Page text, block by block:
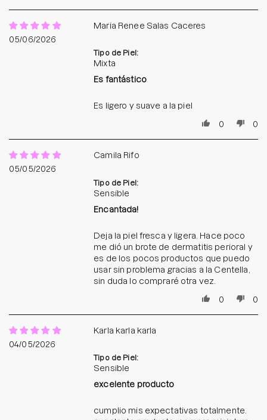
05/06/2026
Maria Renee Salas Caceres
Tipo de Piel:
Mixta
Es fantástico
Es ligero y suave a la piel
0
0
05/05/2026
Camila Rifo
Tipo de Piel:
Sensible
Encantada!
Deja la piel fresca y ligera. Hace poco
me dió un brote de dermatitis perioral y
es de los pocos productos que puedo
usar sin problema gracias a la Centella,
sin duda lo compraré otra vez.
0
0
04/05/2026
Karla karla karla
Tipo de Piel:
Sensible
excelente producto
cumplio mis expectativas totalmente.